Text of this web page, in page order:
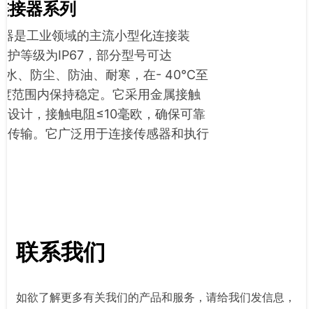
接器系列
是工业领域的主流小型化连接装
护等级为IP67，部分型号可达
水、防尘、防油、耐寒，在- 40°C至
范围内保持稳定。它采用金属接触
设计，接触电阻≤10毫欧，确保可靠
传输。它广泛用于连接传感器和执行
联系我们
如欲了解更多有关我们的产品和服务，请给我们发信息，